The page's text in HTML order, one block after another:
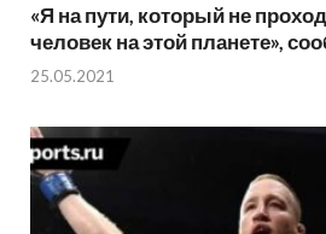
«Я на пути, который не
человек на этой планете»,
25.05.2021